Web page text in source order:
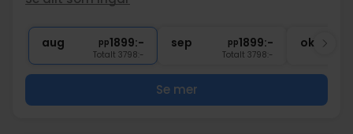
1 välkomstdrink
∞ Gratis parkering vid hotellet
aug pp1899:-
Totalt 3798:-
sep pp1899:-
Totalt 3798:-
okt
Se mer